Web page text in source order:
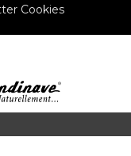
Cookies